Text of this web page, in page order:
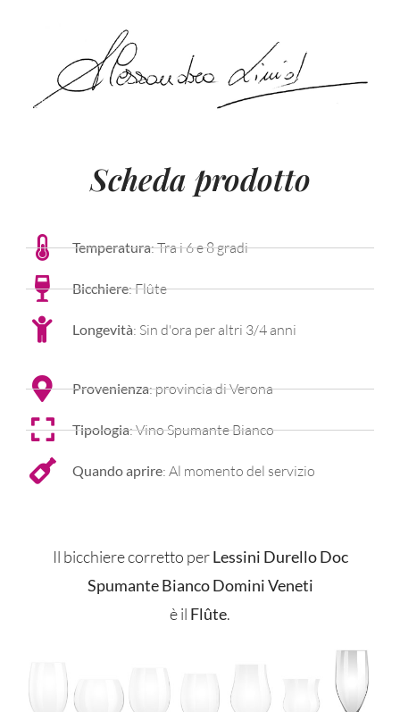
Scheda prodotto
Temperatura: Tra i 6 e 8 gradi
Bicchiere: Flûte
Longevità: Sin d'ora per altri 3/4 anni
Provenienza: provincia di Verona
Tipologia: Vino Spumante Bianco
Quando aprire: Al momento del servizio
Il bicchiere corretto perLessini Durello Doc
Spumante Bianco Domini Veneti
è il Flûte.